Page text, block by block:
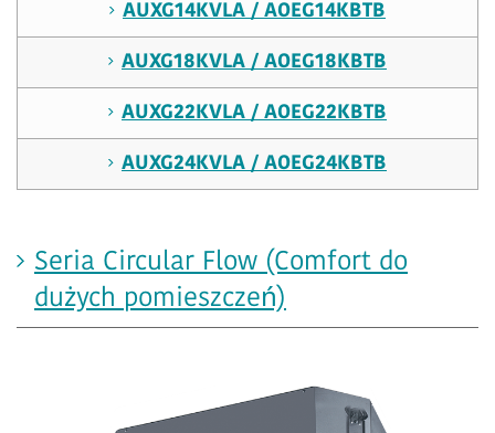
AUXG14KVLA / AOEG14KBTB
AUXG18KVLA / AOEG18KBTB
AUXG22KVLA / AOEG22KBTB
AUXG24KVLA / AOEG24KBTB
Seria Circular Flow (Comfort do
dużych pomieszczeń)